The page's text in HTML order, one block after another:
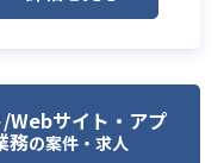
Webサイト・アプ
務の案件・求人